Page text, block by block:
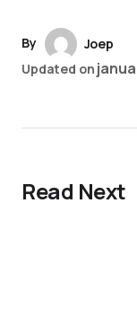
By
Joep
Updated on
Read Next